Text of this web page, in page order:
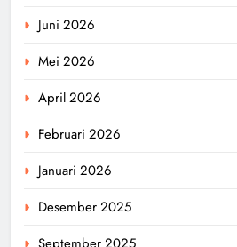
Juni 2026
Mei 2026
April 2026
Februari 2026
Januari 2026
Desember 2025